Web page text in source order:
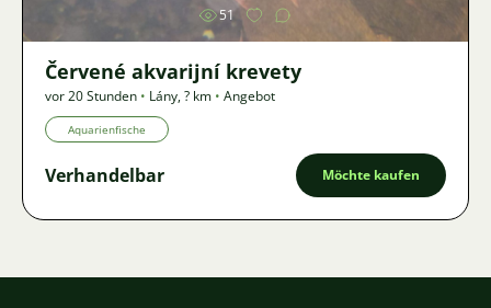
51
Červené akvarijní krevety
vor 20 Stunden • Lány,? km • Angebot
Aquarienfische
Verhandelbar Möchte kaufen